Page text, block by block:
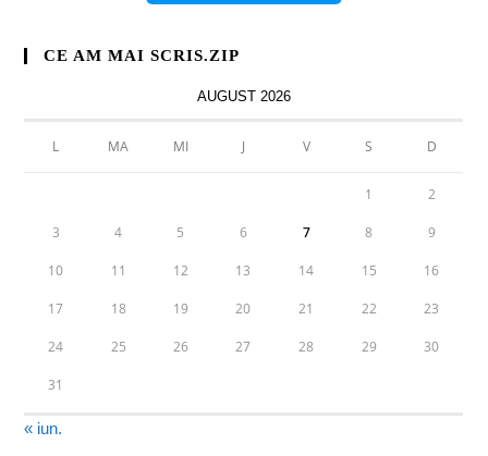
CE AM MAI SCRIS.ZIP
AUGUST 2026
L MA MI J V S D
1 2
3 4 5 6 7 8 9
10 11 12 13 14 15 16
17 18 19 20 21 22 23
24 25 26 27 28 29 30
31
« iun.